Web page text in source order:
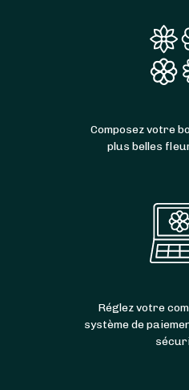
Composez votre
plus belles
Réglez votre
système de